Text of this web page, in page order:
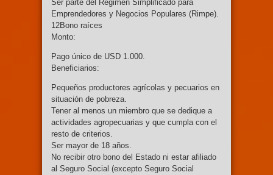
Ser parte del Régimen Simplificado para
Emprendedores y Negocios Populares (Rimpe).
12Bono raíces
Monto:
Pago único de USD 1.000.
Beneficiarios:
Pequeños productores agrícolas y pecuarios en
situación de pobreza.
Tener al menos un miembro que se dedique a
actividades agropecuarias y que cumpla con el
resto de criterios.
Ser mayor de 18 años.
No recibir otro bono del Estado ni estar afiliado
al Seguro Social (excepto Seguro Social